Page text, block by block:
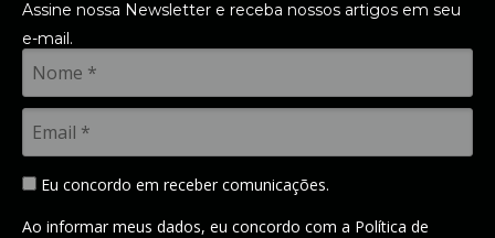
Assine nossa Newsletter e receba nossos artigos em seu
e-mail.
Eu concordo em receber comunicações.
Ao informar meus dados, eu concordo com a Política de